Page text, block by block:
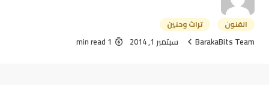
الفنون تراث وحنين
BarakaBits Team سبتمبر 1, 2014 1 min read